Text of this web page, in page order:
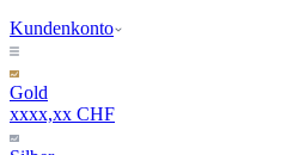
Kundenkonto
Gold
xxxx,xx CHF